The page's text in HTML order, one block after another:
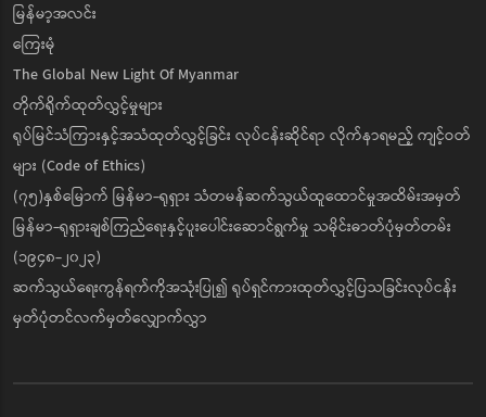
မြန်မာ့အလင်း
ကြေးမုံ
The Global New Light Of Myanmar
တိုက်ရိုက်ထုတ်လွှင့်မှုများ
ရုပ်မြင်သံကြားနှင့်အသံထုတ်လွှင့်ခြင်း လုပ်ငန်းဆိုင်ရာ လိုက်နာရမည့် ကျင့်ဝတ်
များ (Code of Ethics)
(၇၅)နှစ်မြောက် မြန်မာ-ရုရှား သံတမန်ဆက်သွယ်ထူထောင်မှုအထိမ်းအမှတ်
မြန်မာ-ရုရှားချစ်ကြည်ရေးနှင့်ပူးပေါင်းဆောင်ရွက်မှု သမိုင်းဓာတ်ပုံမှတ်တမ်း
(၁၉၄၈-၂၀၂၃)
ဆက်သွယ်ရေးကွန်ရက်ကိုအသုံးပြု၍ ရုပ်ရှင်ကားထုတ်လွှင့်ပြသခြင်းလုပ်ငန်း
မှတ်ပုံတင်လက်မှတ်လျှောက်လွှာ